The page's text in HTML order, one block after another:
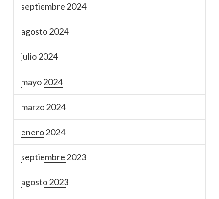
septiembre 2024
agosto 2024
julio 2024
mayo 2024
marzo 2024
enero 2024
septiembre 2023
agosto 2023